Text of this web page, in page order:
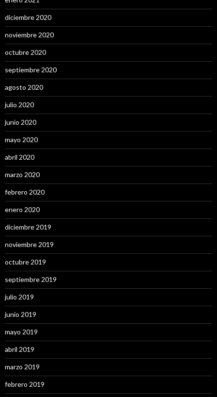
diciembre 2020
noviembre 2020
octubre 2020
septiembre 2020
agosto 2020
julio 2020
junio 2020
mayo 2020
abril 2020
marzo 2020
febrero 2020
enero 2020
diciembre 2019
noviembre 2019
octubre 2019
septiembre 2019
julio 2019
junio 2019
mayo 2019
abril 2019
marzo 2019
febrero 2019